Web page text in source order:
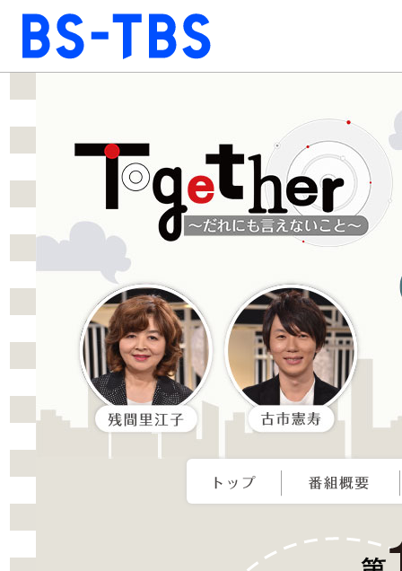
BS-TBS
BS-TBS
ドラマ
教養
音楽 エンタメ
ファンクラブ
視聴方法 4K放送
ショッピング 公式SNS
ご意見・ご感想 会社情報